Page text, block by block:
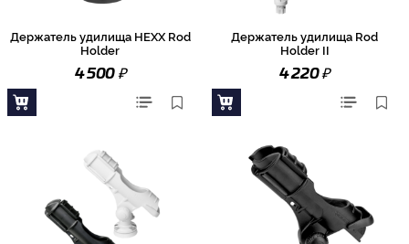
Держатель удилища HEXX Rod
Holder
4 500₽
Держатель удилища Rod
Holder II
4 220₽